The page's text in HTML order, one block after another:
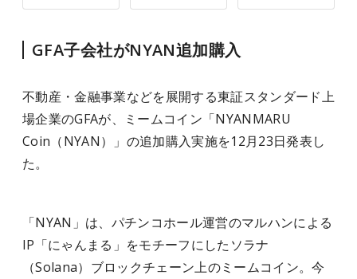
GFA子会社がNYAN追加購入
不動産・金融事業などを展開する東証スタンダード上
場企業のGFAが、ミームコイン「NYANMARU
Coin（NYAN）」の追加購入実施を12月23日発表し
た。
「NYAN」は、パチンコホール運営のマルハンによる
IP「にゃんまる」をモチーフにしたソラナ
（Solana）ブロックチェーン上のミームコイン。今